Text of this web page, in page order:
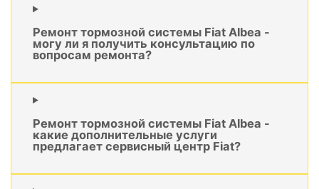
Ремонт тормозной системы Fiat Albea -
могу ли я получить консультацию по
вопросам ремонта?
Ремонт тормозной системы Fiat Albea -
какие дополнительные услуги
предлагает сервисный центр Fiat?